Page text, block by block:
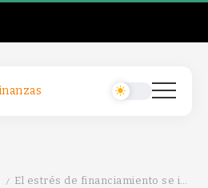
/ El estrés de financiamiento se intensifica, afectando la liquidez y la estabilidad del mercado. Se requiere atención urgente.